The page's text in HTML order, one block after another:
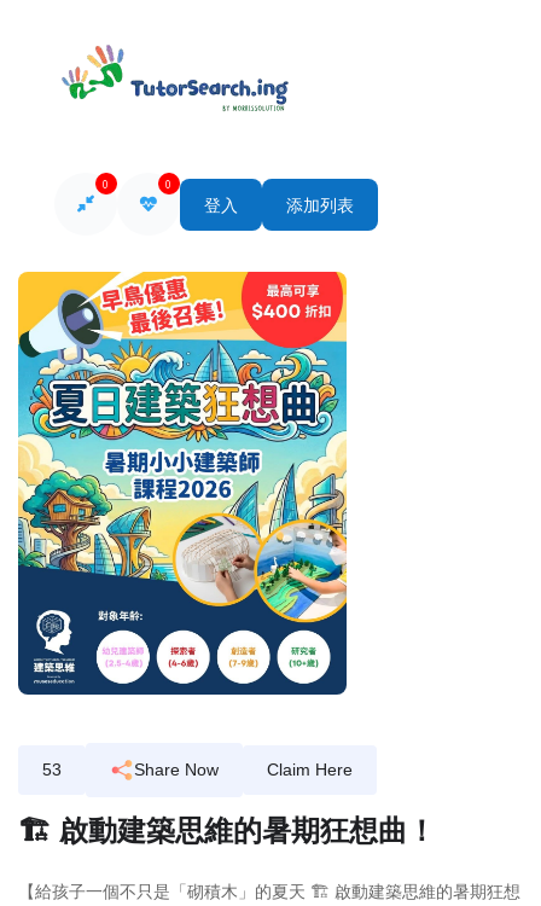
0 0
登入 添加列表
53 Share Now Claim Here
🏗️ 啟動建築思維的暑期狂想曲！
【給孩子一個不只是「砌積木」的夏天 🏗️ 啟動建築思維的暑期狂想